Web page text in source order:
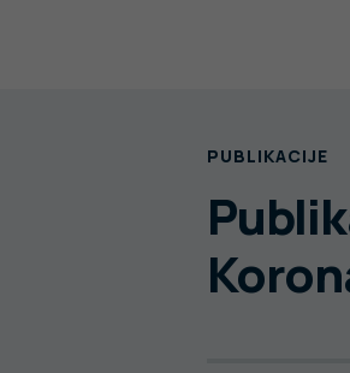
PUBLIKACIJE